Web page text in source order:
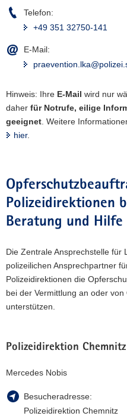
Telefon:
+49 351 32750-141
E-Mail:
Hinweis: Ihre E-Mail wird nur
daher für Notrufe, eilige
geeignet . Weitere
hier.
Polizeidirektionen
Beratung und Hilfe
Die Zentrale Ansprechstelle für
polizeilichen Ansprechpartner
Polizeidirektionen die
bei der Vermittlung an oder
unterstützen.
Polizeidirektion Chemnitz
Mercedes Nobis
Besucheradresse:
Polizeidirektion Chemnitz